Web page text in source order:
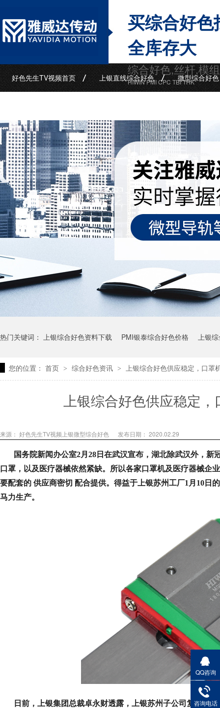
买综合好
全库存大
综合好色,丝杆,模
HIWIN PMI CPC TBI THK
好色先生TV视频首页 上银直线综合好色 微型综合好色
热门关键词： 上银综合好色资料下载 PMI银泰综合好色价格 上银
您的位置： 首页 > 综合好色资讯 > 上银综合好色供应稳定，口
上银综合好色供应稳定
来源： 好色先生TV视频上银微型综合好色 发布日期： 2020.02.29
国务院新闻办公室2月28日在武汉宣布，湖北除武汉外，新
口罩，以及医疗器械依然紧缺。所以各家口罩机及医疗器械企业
要配套的 供应商密切 配合提供。得益于上银苏州工厂1月10日的
马力生产。
日前，上银集团总裁卓永财透露，上银苏州子公司复工申
QQ咨询
咨询电话